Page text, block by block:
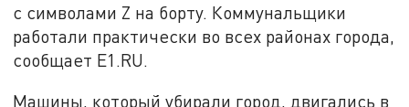
с символами Z на борту. Коммунальщики
работали практически во всех районах города,
сообщает E1.RU.
Машины, который убирали город, двигались в